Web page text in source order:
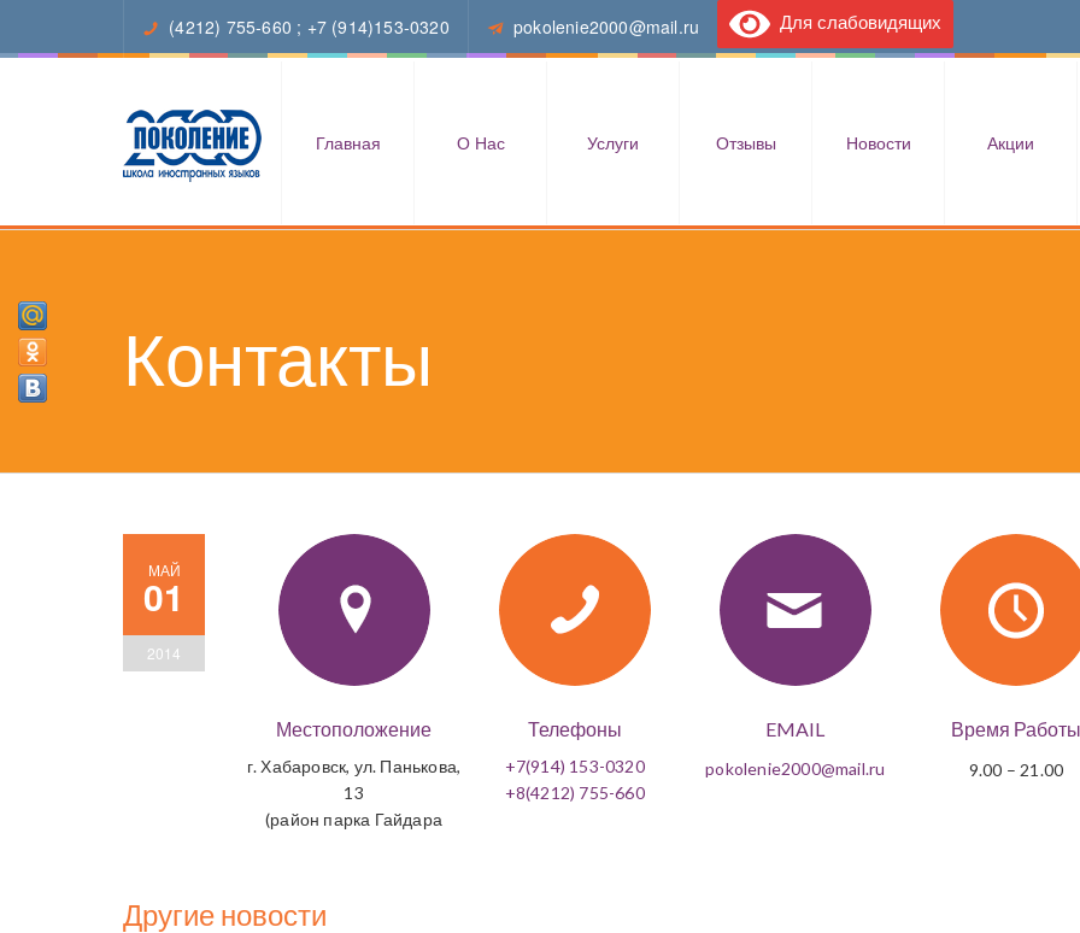
(4212) 755-660 ; +7 (914)153-0320 pokolenie2000@mail.ru Для слабовидящих
Главная О Нас Услуги Отзывы Новости Акции
Контакты
МАЙ
01
2014
Местоположение
г. Хабаровск, ул. Панькова,
13
(район парка Гайдара
Телефоны
+7(914) 153-0320
+8(4212) 755-660
EMAIL
pokolenie2000@mail.ru
Время Работы
9.00 – 21.00
Другие новости